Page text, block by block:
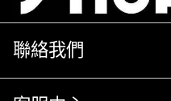
聯絡我們